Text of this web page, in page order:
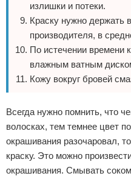
излишки и потеки.
Краску нужно держать
производителя, в
По истечении времени
влажным ватным
Кожу вокруг бровей
Всегда нужно помнить, что
волосках, тем темнее цвет
окрашивания разочаровал,
краску. Это можно
окрашивания. Смывать